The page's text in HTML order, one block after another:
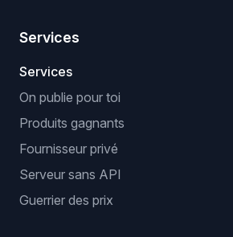
Services
Services
On publie pour toi
Produits gagnants
Fournisseur privé
Serveur sans API
Guerrier des prix